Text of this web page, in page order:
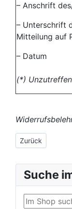
– Anschrift
– Unterschrift
Mitteilung auf
– Datum
(*)
Vorheriger
Zurück
Suche